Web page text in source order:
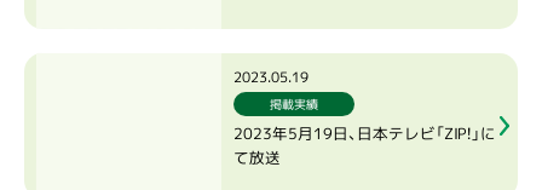
2023.05.19
掲載実績
2023年5月19日、日本テレビ「ZIP！」に
て放送